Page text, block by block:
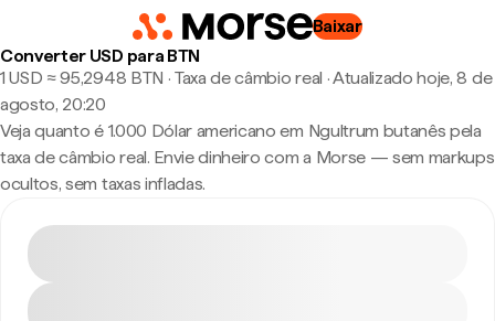
Baixar
Converter USD para BTN
1 USD ≈ 95,2948 BTN · Taxa de câmbio real ·Atualizado hoje, 8 de
agosto, 20:20
Veja quanto é 1.000 Dólar americano em Ngultrum butanês pela
taxa de câmbio real. Envie dinheiro com a Morse — sem markups
ocultos, sem taxas infladas.